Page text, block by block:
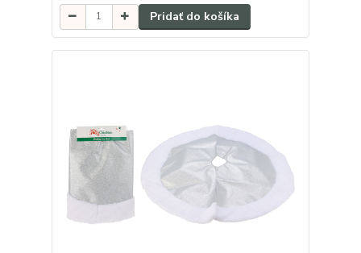
Pridať do košíka